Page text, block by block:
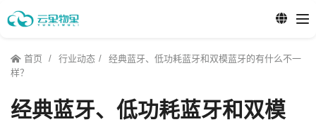
首页 行业动态
经典蓝牙、低功耗蓝牙和双模蓝牙的有什么不一
样？
经典蓝牙、低功耗蓝牙和双模